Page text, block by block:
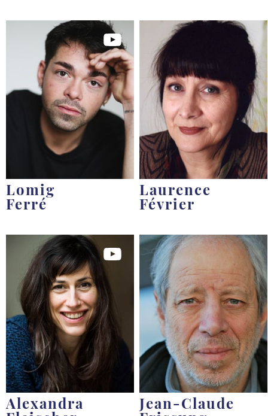
Lomig
Ferré
Laurence
Février
Alexandra Jean-Claude